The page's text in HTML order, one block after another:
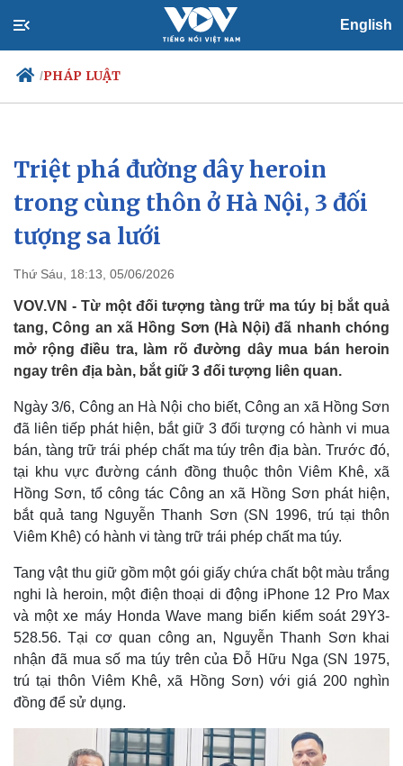
English
/PHÁP LUẬT
Chính trị
Tổ chức nhân sự
Quốc hội
Nhận diện sự thật
Xã hội
Tin 24h
Dự báo thời tiết
Triệt phá đường dây heroin
trong cùng thôn ở Hà Nội, 3 đối
tượng sa lưới
Thứ Sáu, 18:13, 05/06/2026
VOV.VN - Từ một đối tượng tàng trữ ma túy bị bắt quả
tang, Công an xã Hồng Sơn (Hà Nội) đã nhanh chóng
mở rộng điều tra, làm rõ đường dây mua bán heroin
ngay trên địa bàn, bắt giữ 3 đối tượng liên quan.
Ngày 3/6, Công an Hà Nội cho biết, Công an xã Hồng Sơn
đã liên tiếp phát hiện, bắt giữ 3 đối tượng có hành vi mua
bán, tàng trữ trái phép chất ma túy trên địa bàn. Trước đó,
tại khu vực đường cánh đồng thuộc thôn Viêm Khê, xã
Hồng Sơn, tổ công tác Công an xã Hồng Sơn phát hiện,
bắt quả tang Nguyễn Thanh Sơn (SN 1996, trú tại thôn
Viêm Khê) có hành vi tàng trữ trái phép chất ma túy.
Tang vật thu giữ gồm một gói giấy chứa chất bột màu trắng
nghi là heroin, một điện thoại di động iPhone 12 Pro Max
và một xe máy Honda Wave mang biển kiểm soát 29Y3-
528.56. Tại cơ quan công an, Nguyễn Thanh Sơn khai
nhận đã mua số ma túy trên của Đỗ Hữu Nga (SN 1975,
trú tại thôn Viêm Khê, xã Hồng Sơn) với giá 200 nghìn
đồng để sử dụng.